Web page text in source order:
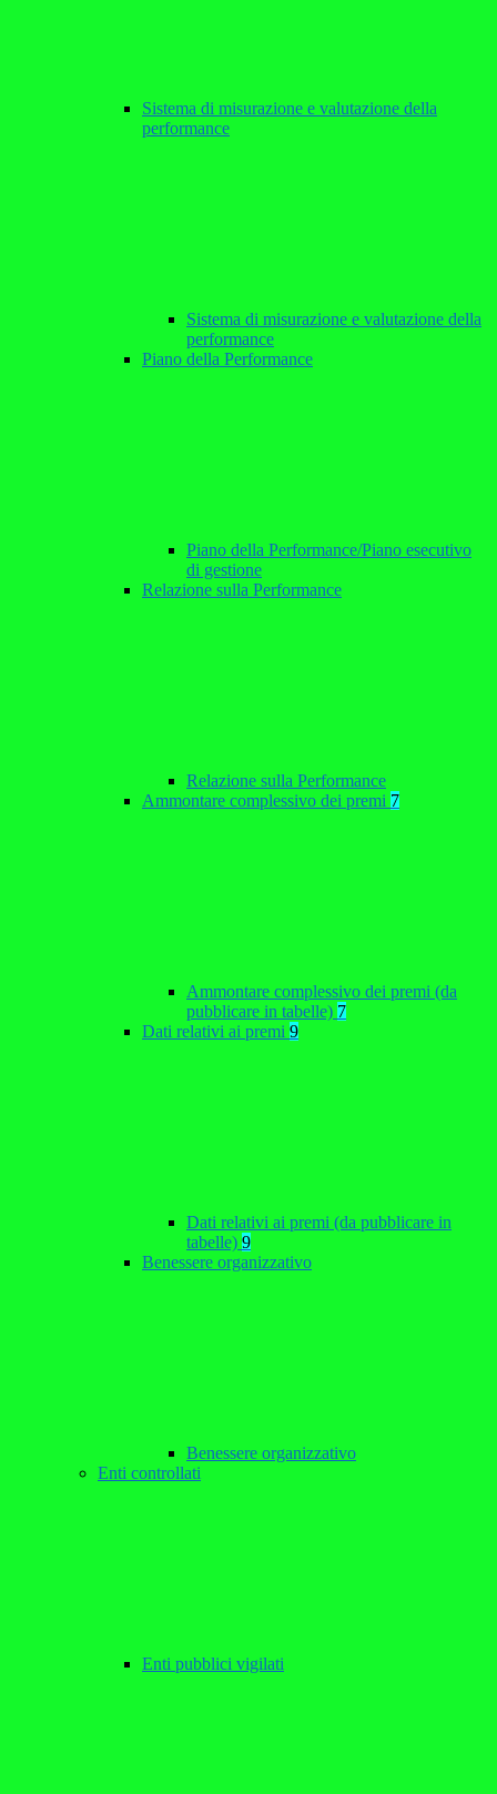
Sistema di misurazione e valutazione della
performance
Sistema di misurazione e valutazione della
performance
Piano della Performance
Piano della Performance/Piano esecutivo
di gestione
Relazione sulla Performance
Relazione sulla Performance
Ammontare complessivo dei premi 7
Ammontare complessivo dei premi (da
pubblicare in tabelle) 7
Dati relativi ai premi 9
Dati relativi ai premi (da pubblicare in
tabelle) 9
Benessere organizzativo
Benessere organizzativo
Enti controllati
Enti pubblici vigilati